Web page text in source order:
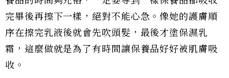
完畢後再擦下一樣，絕對不能心急。像她的護膚順
序在擦完乳液後就會先吹頭髮，最後才塗保濕乳
霜，這麼做就是為了有時間讓保養品好好被肌膚吸
收。